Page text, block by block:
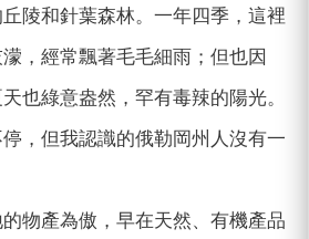
陵和針葉森林。一年四季，這裡
，經常飄著毛毛細雨；但也因
也綠意盎然，罕有毒辣的陽光。
，但我認識的俄勒岡州人沒有一
物產為傲，早在天然、有機產品